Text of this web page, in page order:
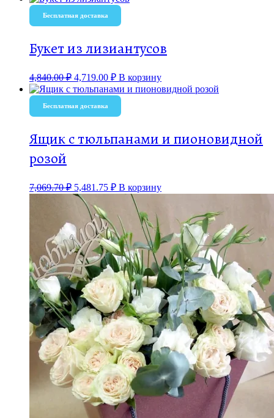
Бесплатная доставка
Букет из лизиантусов
4,840.00₽ 4,719.00 ₽ В корзину
Бесплатная доставка
Ящик с тюльпанами и пионовидной
розой
7,069.70₽ 5,481.75 ₽ В корзину